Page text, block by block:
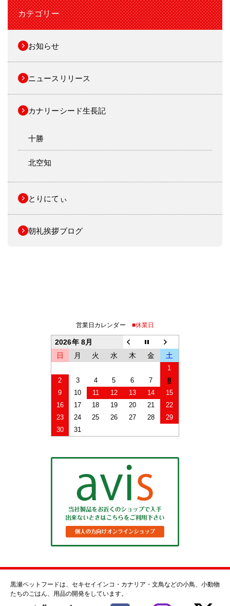
カテゴリー
お知らせ
ニュースリリース
カナリーシード生長記
十勝
北空知
とりにてぃ
朝礼挨拶ブログ
営業日カレンダー ■休業日
2026年 8月
日
月 火 水 木 金 土
1
2
3 4 5 6 7
8
9
10 11 12 13 14
15
16
17 18 19 20 21
22
23
24 25 26 27 28
29
30
31
黒瀬ペットフードは、セキセイインコ・カナリア・文鳥などの小鳥、小動物
たちのごはん、用品の開発をしています。